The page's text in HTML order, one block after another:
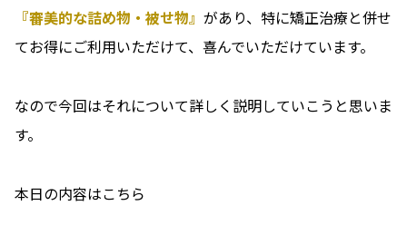
『審美的な詰め物・被せ物』 があり、特に矯正治療と併せ
てお得にご利用いただけて、喜んでいただけています。
なので今回はそれについて詳しく説明していこうと思いま
す。
本日の内容はこちら